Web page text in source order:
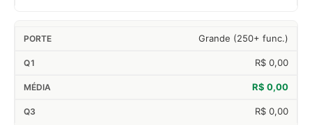
Grande (250+ func.)
R$ 0,00
R$ 0,00
R$ 0,00